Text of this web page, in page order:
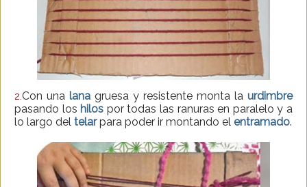
2. Con una lana gruesa y resistente monta la urdimbre
pasando los hilos por todas las ranuras en paralelo y a
lo largo del telarpara poder ir montando el entramado.